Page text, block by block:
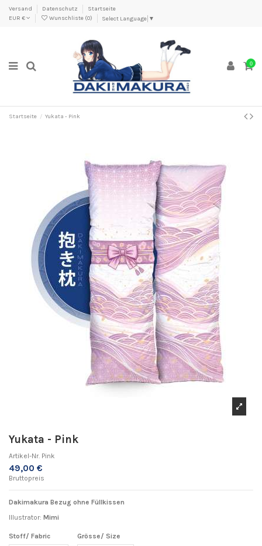
Versand Datenschutz
Startseite
EUR €
Wunschliste (0) Select Language ▼
0
Startseite Yukata - Pink
Yukata - Pink
Artikel-Nr. Pink
49,00 €
Bruttopreis
Dakimakura Bezug ohne Füllkissen
Illustrator: Mimi
Stoff/ Fabric Grösse/ Size